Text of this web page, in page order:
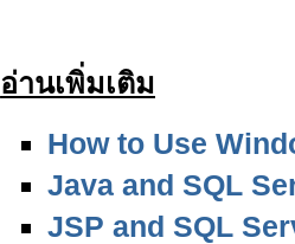
อ่านเพิ่มเติม
How to Use
Java and SQL
JSP and SQL